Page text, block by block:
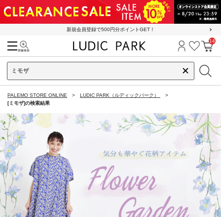
新規会員登録で500円分ポイントGET！
ログイン
お気に
カ
14
PALEMO STORE ONLINE
LUDIC PARK（ルディックパーク）
[ミモザ]の検索結果